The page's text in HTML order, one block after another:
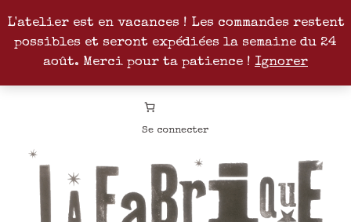
L'atelier est en vacances ! Les commandes restent
possibles et seront expédiées la semaine du 24
août. Merci pour ta patience ! Ignorer
InstagramPinterest Patreon
Se connecter